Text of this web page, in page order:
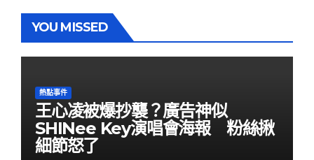
YOU MISSED
熱點事件
王心凌被爆抄襲？廣告神似
SHINee Key演唱會海報 粉絲揪
細節怒了